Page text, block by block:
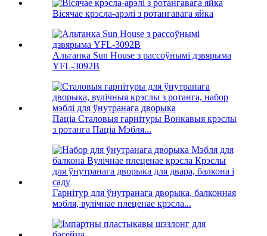
Вісячае крэсла-арэлі з ротангавага яйка
Альтанка Sun House з рассоўнымі дзвярыма
YFL-3092B
Паціа Сталовыя гарнітуры Вонкавыя крэслы
з ротанга Паціа Мэбля...
Гарнітур для ўнутранага дворыка, балконная
мэбля, вулічнае плеценае крэсла...